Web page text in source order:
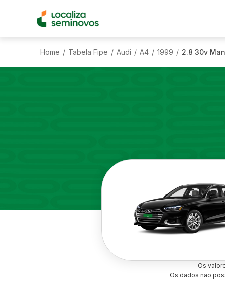
Home / Tabela Fipe / Audi / A4 / 1999 / 2.8 30v
Os
Os dados não